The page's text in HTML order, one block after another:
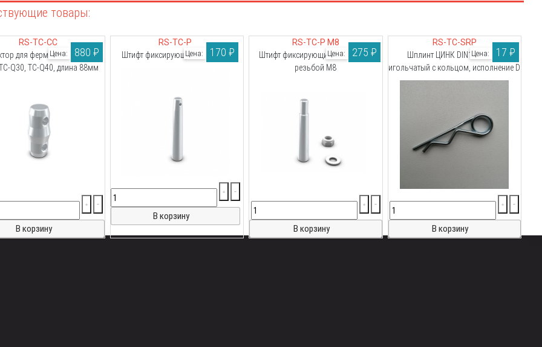
RS-TC-CC
для ферм алюминиевых
Q30, TC-Q40, длина 88мм
Цена: 880 ₽
RS-TC-P
Штифт фиксирующий стальной
Цена: 170 ₽
RS-TC-P M8
Штифт фиксирующий стальной с
резьбой M8
Цена: 275 ₽
RS-TC-SRP
Шплинт ЦИНК DIN11024 2,0
игольчатый с кольцом, исполнение D
Цена: 17 ₽